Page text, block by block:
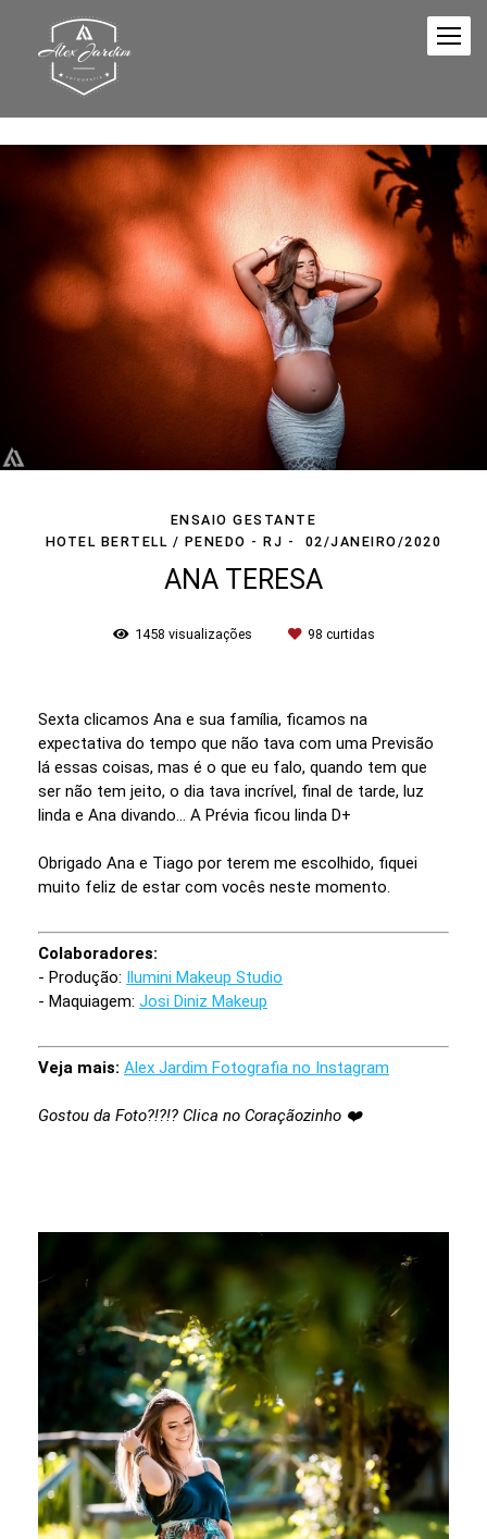
ENSAIO GESTANTE
HOTEL BERTELL / PENEDO - RJ
02/JANEIRO/2020
ANA TERESA
1458 visualizações 98 curtidas
Sexta clicamos Ana e sua família, ficamos na
expectativa do tempo que não tava com uma Previsão
lá essas coisas, mas é o que eu falo, quando tem que
ser não tem jeito, o dia tava incrível, final de tarde, luz
linda e Ana divando... A Prévia ficou linda D+
Obrigado Ana e Tiago por terem me escolhido, fiquei
muito feliz de estar com vocês neste momento.
Colaboradores:
- Produção: Ilumini Makeup Studio
- Maquiagem: Josi Diniz Makeup
Veja mais: Alex Jardim Fotografia no Instagram
Gostou da Foto?!?!? Clica no Coraçãozinho ❤️